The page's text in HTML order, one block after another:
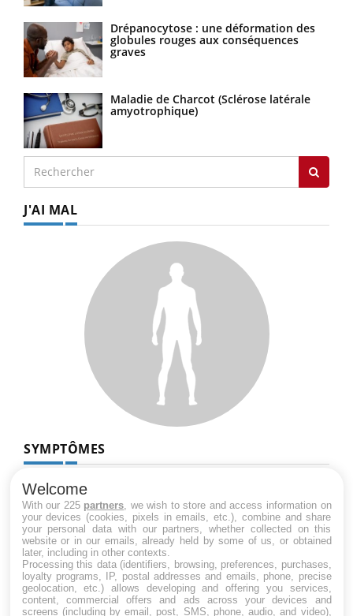
Drépanocytose : une déformation des
globules rouges aux conséquences
graves
Maladie de Charcot (Sclérose latérale
amyotrophique)
J'AI MAL
SYMPTÔMES
métatarsalgies à 90 % liées à problème
d’appui
Mauvaise haleine : il faut améliorer
l’hygiène bucco-dentaire
Welcome
With our 225 partners , we wish to store and access information on
your devices (cookies, pixels in emails, etc.), combine and share
your personal data with our partners, whether collected on this
website or in our emails, already held by some of us, or obtained
later, including in other contexts.
Processing this data (identifiers, browsing, preferences, purchases,
loyalty programs, IP, postal addresses and emails, phone, precise
geolocation, etc.) allows developing and offering you services,
content, commercial offers and ads across your devices and
screens (including by email, post, SMS, phone, audio, and video),